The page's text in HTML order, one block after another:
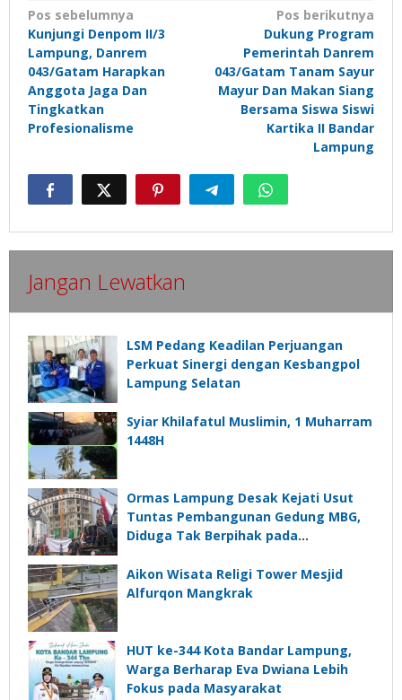
Navigasi
pos
Pos sebelumnya
Kunjungi Denpom II/3
Lampung, Danrem
043/Gatam Harapkan
Anggota Jaga Dan
Tingkatkan
Profesionalisme
Pos berikutnya
Dukung Program
Pemerintah Danrem
043/Gatam Tanam Sayur
Mayur Dan Makan Siang
Bersama Siswa Siswi
Kartika II Bandar
Lampung
Jangan Lewatkan
LSM Pedang Keadilan Perjuangan
Perkuat Sinergi dengan Kesbangpol
Lampung Selatan
Syiar Khilafatul Muslimin, 1 Muharram
1448H
Ormas Lampung Desak Kejati Usut
Tuntas Pembangunan Gedung MBG,
Diduga Tak Berpihak pada
Aikon Wisata Religi Tower Mesjid
Alfurqon Mangkrak
HUT ke-344 Kota Bandar Lampung,
Warga Berharap Eva Dwiana Lebih
Fokus pada Masyarakat